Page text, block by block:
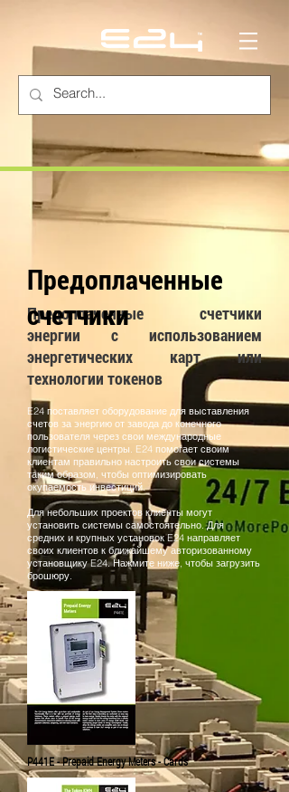
Предоплаченные счетчики
энергии с использованием
энергетических карт или
технологии токенов
E24 поставляет оборудование для выставления
счетов за энергию от завода до конечного
пользователя через свои международные
логистические центры. E24 помогает своим
клиентам правильно настроить свои системы
таким образом, чтобы оптимизировать
окупаемость инвестиций.
Для небольших проектов клиенты могут
установить системы самостоятельно. Для
средних и крупных установок E24 направляет
своих клиентов к ближайшему авторизованному
установщику E24. Нажмите ниже, чтобы загрузить
брошюру.
P441E - Prepaid Energy Meters - Cards
Предоплаченные
счетчики